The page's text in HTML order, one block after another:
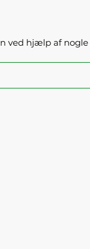
ved hjælp af